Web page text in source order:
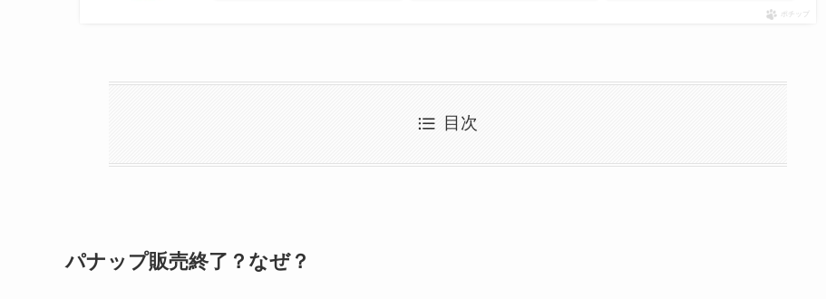
ポチップ
目次
パナップ販売終了？なぜ？